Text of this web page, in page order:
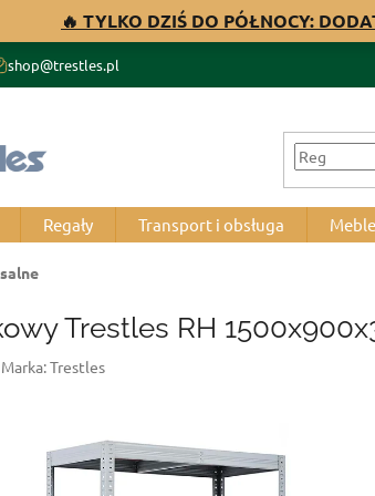
🔥 TYLKO DZIŚ DO PÓŁNOCY:
shop@trestles.pl
Regały Transport i obsługa
Trestles RH
Marka:Trestles